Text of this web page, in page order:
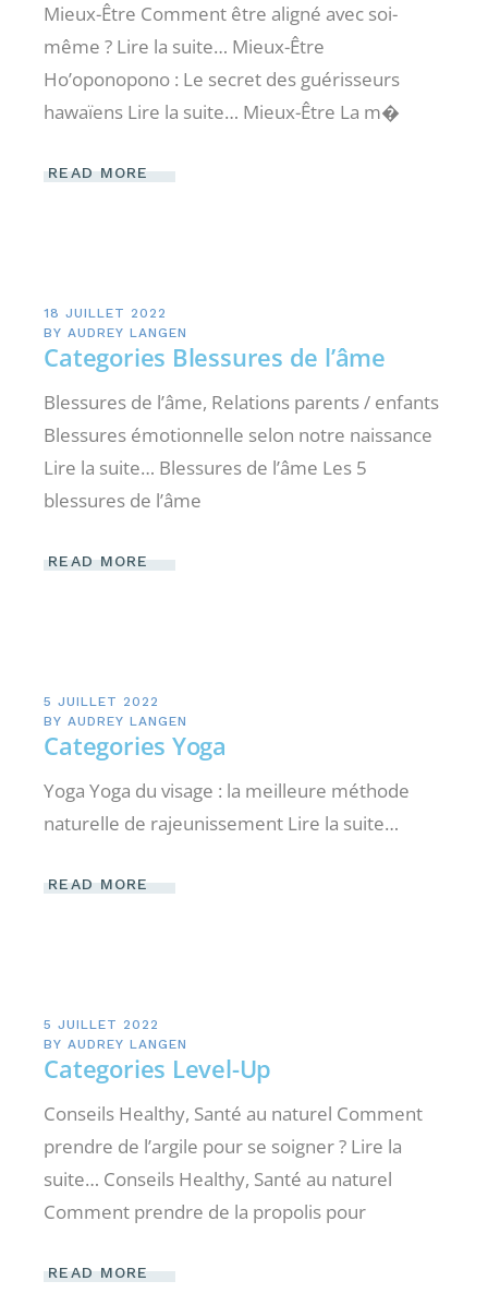
Mieux-Être Comment être aligné avec soi-
même ? Lire la suite… Mieux-Être
Ho’oponopono : Le secret des guérisseurs
hawaïens Lire la suite… Mieux-Être La m�
READ MORE
18 JUILLET 2022
BY AUDREY LANGEN
Categories Blessures de l’âme
Blessures de l’âme, Relations parents / enfants
Blessures émotionnelle selon notre naissance
Lire la suite… Blessures de l’âme Les 5
blessures de l’âme
READ MORE
5 JUILLET 2022
BY AUDREY LANGEN
Categories Yoga
Yoga Yoga du visage : la meilleure méthode
naturelle de rajeunissement Lire la suite…
READ MORE
5 JUILLET 2022
BY AUDREY LANGEN
Categories Level-Up
Conseils Healthy, Santé au naturel Comment
prendre de l’argile pour se soigner ? Lire la
suite… Conseils Healthy, Santé au naturel
Comment prendre de la propolis pour
READ MORE